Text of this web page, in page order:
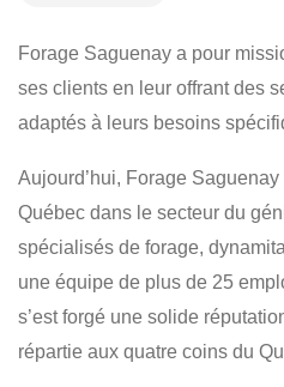
CONSTRUCTION DE ROUTE
ANCRAGE - FORAGE
Forage Saguenay a pour
ses clients en leur offrant des
adaptés à leurs besoins
Aujourd’hui, Forage
Québec dans le secteur du
spécialisés de forage,
une équipe de plus de 25
s’est forgé une solide
répartie aux quatre coins du